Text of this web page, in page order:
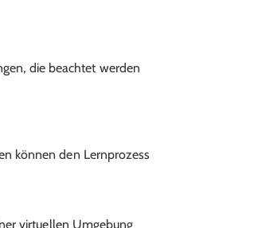
die beachtet werden
können den Lernprozess
virtuellen Umgebung